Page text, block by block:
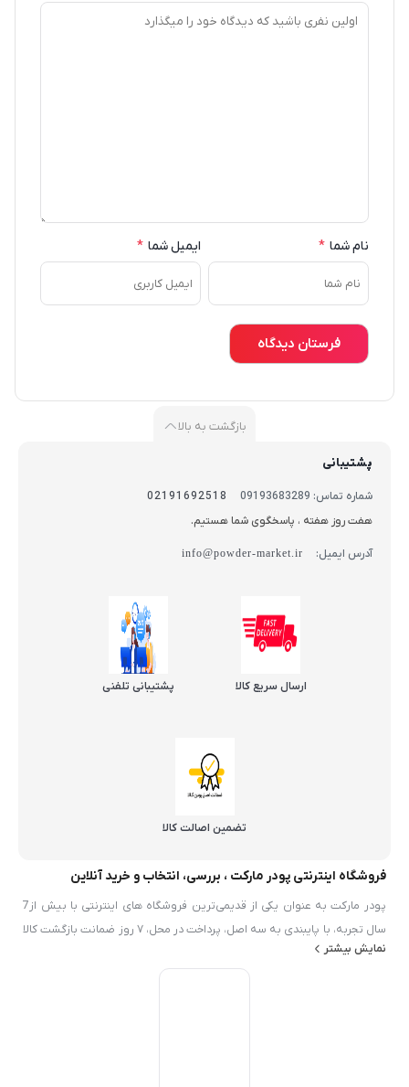
نام شما * ایمیل شما *
بازگشت به بالا
پشتیبانی
شماره تماس: 09193683289
02191692518
هفت روز هفته ، پاسخگوی شما هستیم.
آدرس ایمیل: info@powder-market.ir
ارسال سریع کالا پشتیبانی تلفنی
تضمین اصالت کالا
فروشگاه اینترنتی پودر مارکت ، بررسی، انتخاب و خرید آنلاین
پودر مارکت به عنوان یکی از قدیمی‌ترین فروشگاه های اینترنتی با بیش از7
سال تجربه، با پایبندی به سه اصل، پرداخت در محل، ۷ روز ضمانت بازگشت کالا
و تضمین اصل‌بودن کالا موفق شده تا همگام با فروشگاه‌های معتبر ايران، به
بزرگ‌ترین فروشگاه اینترنتی ایران تبدیل شود. به محض ورود به سایت پودر
نمایش بیشتر